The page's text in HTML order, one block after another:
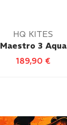
HQ KITES
Maestro 3 Aqua
189,90 €